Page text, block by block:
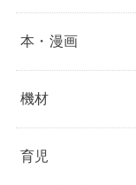
本・漫画
機材
育児